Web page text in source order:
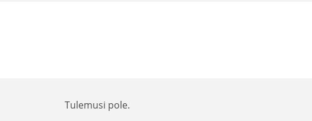
Tulemusi pole.